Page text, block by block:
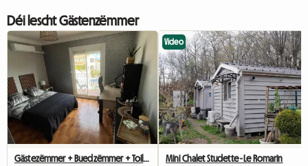
Déi lescht Gästenzëmmer
Video
Mini Chalet Studette - Le Romarin